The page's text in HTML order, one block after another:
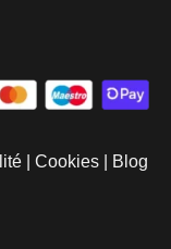
Cookies Blog